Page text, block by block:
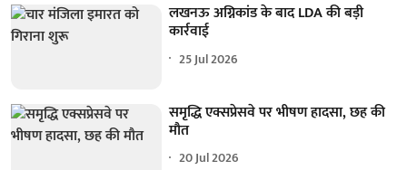
लखनऊ अग्निकांड के बाद LDA की बड़ी
कार्रवाई
25 Jul 2026
समृद्धि एक्सप्रेसवे पर भीषण हादसा, छह की
मौत
20 Jul 2026